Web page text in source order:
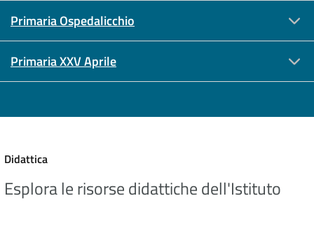
Primaria Ospedalicchio
Primaria XXV Aprile
Didattica
Esplora le risorse didattiche dell'Istituto